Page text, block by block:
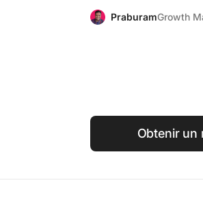
PraburamGrowth
Obtenir un